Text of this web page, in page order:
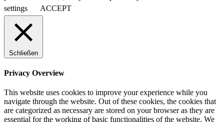
settings
ACCEPT
Schließen
Privacy Overview
This website uses cookies to improve your experience while you
navigate through the website. Out of these cookies, the cookies that
are categorized as necessary are stored on your browser as they are
essential for the working of basic functionalities of the website. We